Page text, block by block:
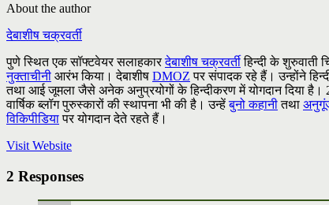
About the author
देबाशीष चक्रवर्ती
पुणे स्थित एक सॉफ्टवेयर सलाहकारदेबाशीष चक्रवर्तीहिन्दी के शुरुवाती
नुक्ताचीनी आरंभ किया। देबाशीष DMOZ पर संपादक रहे हैं। उन्होंने
तथा आई जूमला जैसे अनेक अनुप्रयोगों के हिन्दीकरण में योगदान दिया है।
वार्षिक ब्लॉग पुरुस्कारों की स्थापना भी की है। उन्हेंबुनो कहानीतथा
विकिपीडियापर योगदान देते रहते हैं।
Visit Website
2 Responses